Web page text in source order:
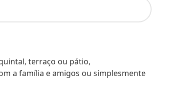
terraço ou pátio,
a família e amigos ou simplesmente